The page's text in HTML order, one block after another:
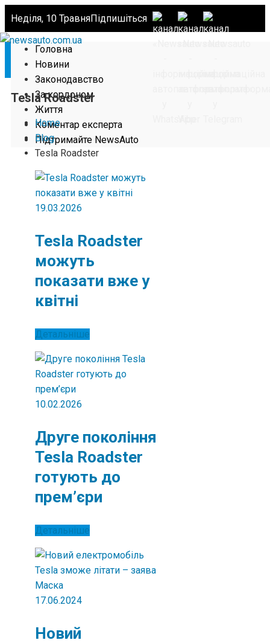
Неділя, 10 ТравняПідпишіться
Головна
Новини
Законодавство
За кордоном
Життя
Коментар експерта
Підтримайте NewsAuto
Tesla Roadster
Home
Blog
Tesla Roadster
19.03.2026
Tesla Roadster
можуть
показати вже у
квітні
Детальніше
10.02.2026
Друге покоління
Tesla Roadster
готують до
прем’єри
Детальніше
17.06.2024
Новий